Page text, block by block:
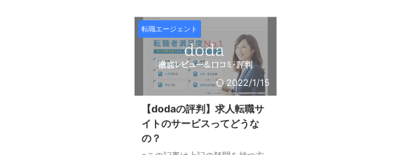
転職エージェント
2022/1/15
【dodaの評判】求人転職サ
イトのサービスってどうな
の？